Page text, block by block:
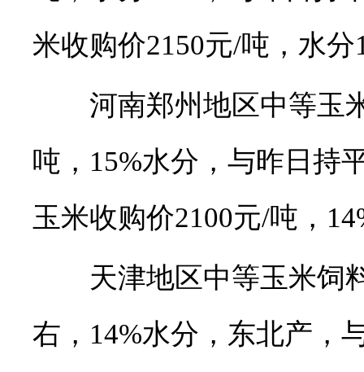
米收购价2150元/吨，水
河南郑州地区中等玉
吨，15%水分，与昨日持
玉米收购价2100元/吨，
天津地区中等玉米饲
右，14%水分，东北产，